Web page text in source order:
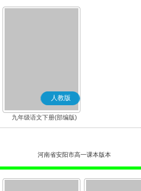
人教版
九年级语文下册(部编版)
河南省安阳市高一课本版本